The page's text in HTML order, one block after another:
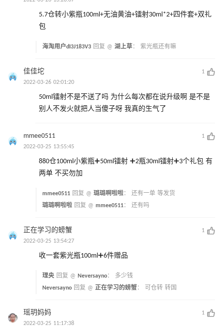
5.7仓转小紫瓶100ml+无油黄油+镭射30ml*2+四件套+双礼
包
海淘用户dI3J183V3 回复 @ 湖上草： 紫光瓶还有嘛
佳佳坨
1
2022-03-26 02:01:20
50ml镭射不是不送了吗 为什么每次都在说升级啊 是不是
别人不发火就把人当傻子呀 我真的生气了
mmee0511
1
2022-03-25 13:55:45
880仓100ml小紫瓶➕50ml镭射 ➕2瓶30ml镭射➕3个礼包 有
两单 不买勿加
mmee0511 回复 @ 璐璐啊啦啦： 还有一单 等发货
璐璐啊啦啦 回复 @ mmee0511： 还有吗
正在学习的螃蟹
1
2022-03-25 13:54:27
收一套紫光瓶100ml➕6件赠品
理央 回复 @ Neversayno： 多少钱
Neversayno 回复 @ 正在学习的螃蟹： 可仓转 转国
瑶玥妈妈
1
2022-03-25 11:17:38